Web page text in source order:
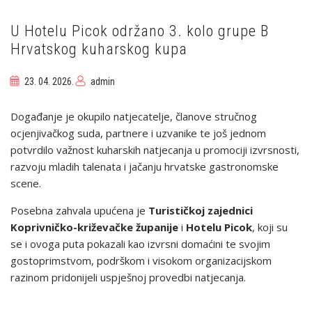
IZMIRU
I
BUDVI
U Hotelu Picok održano 3. kolo grupe B
Hrvatskog kuharskog kupa
23. 04. 2026. admin
Događanje je okupilo natjecatelje, članove stručnog
ocjenjivačkog suda, partnere i uzvanike te još jednom
potvrdilo važnost kuharskih natjecanja u promociji izvrsnosti,
razvoju mladih talenata i jačanju hrvatske gastronomske
scene.
Posebna zahvala upućena je Turističkoj zajednici
Koprivničko-križevačke županije i Hotelu Picok, koji su
se i ovoga puta pokazali kao izvrsni domaćini te svojim
gostoprimstvom, podrškom i visokom organizacijskom
razinom pridonijeli uspješnoj provedbi natjecanja.